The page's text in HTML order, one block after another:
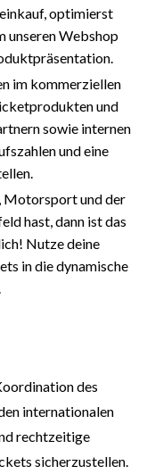
optimierst
unseren Webshop
im kommerziellen
und
sowie internen
und eine
Motorsport und der
hast, dann ist das
Nutze deine
in die dynamische
des
internationalen
rechtzeitige
sicherzustellen.